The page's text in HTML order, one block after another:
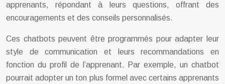
apprenants, répondant à leurs questions, offrant des
encouragements et des conseils personnalisés.
Ces chatbots peuvent être programmés pour adapter leur
style de communication et leurs recommandations en
fonction du profil de l’apprenant. Par exemple, un chatbot
pourrait adopter un ton plus formel avec certains apprenants